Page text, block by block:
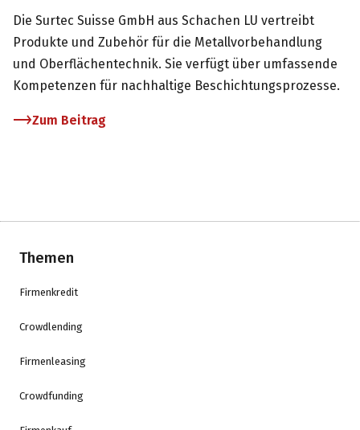
Die Surtec Suisse GmbH aus Schachen LU vertreibt
Produkte und Zubehör für die Metallvorbehandlung
und Oberflächentechnik. Sie verfügt über umfassende
Kompetenzen für nachhaltige Beschichtungsprozesse.
Zum Beitrag
Themen
Firmenkredit
Crowdlending
Firmenleasing
Crowdfunding